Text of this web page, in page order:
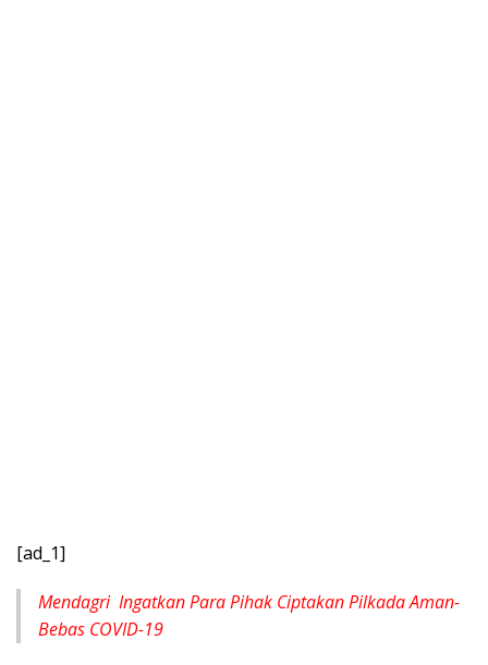
[ad_1]
Mendagri Ingatkan Para Pihak Ciptakan Pilkada Aman-
Bebas COVID-19